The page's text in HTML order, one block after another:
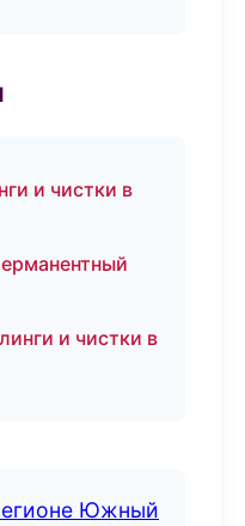
и чистки в
и чистки в
Южный